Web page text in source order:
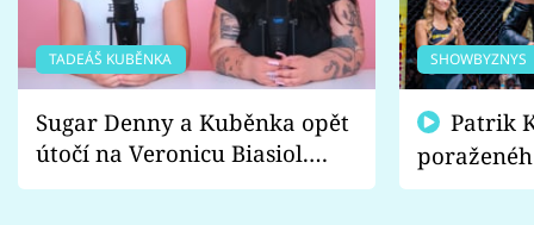
TADEÁŠ KUBĚNKA
Sugar Denny a Kuběnka opět
útočí na Veronicu Biasiol.
Proč je podle nich falešná a
SHOWBYZNYS
fanoušci